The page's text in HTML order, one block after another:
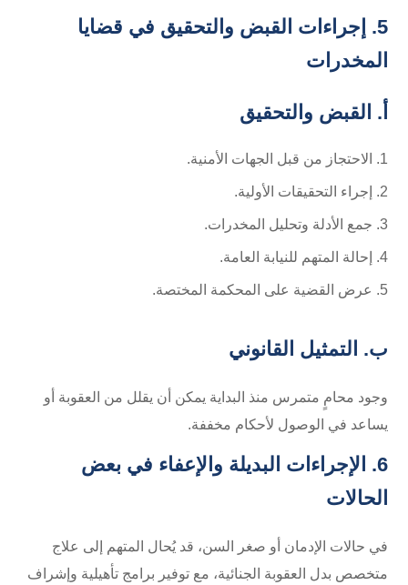
5. إجراءات القبض والتحقيق في قضايا
المخدرات
أ. القبض والتحقيق
الاحتجاز من قبل الجهات الأمنية.
إجراء التحقيقات الأولية.
جمع الأدلة وتحليل المخدرات.
إحالة المتهم للنيابة العامة.
عرض القضية على المحكمة المختصة.
ب. التمثيل القانوني
وجود محامٍ متمرس منذ البداية يمكن أن يقلل من العقوبة أو
يساعد في الوصول لأحكام مخففة.
6. الإجراءات البديلة والإعفاء في بعض
الحالات
في حالات الإدمان أو صغر السن، قد يُحال المتهم إلى علاج
متخصص بدل العقوبة الجنائية، مع توفير برامج تأهيلية وإشراف